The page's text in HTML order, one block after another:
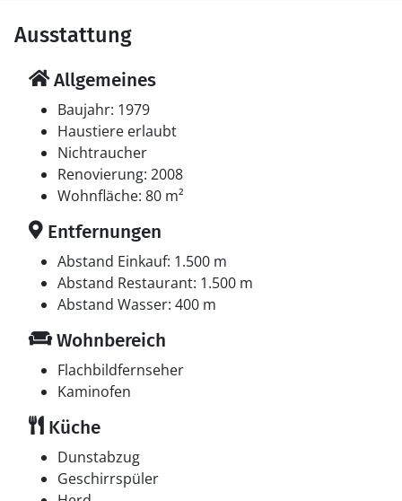
Ausstattung
Allgemeines
Baujahr: 1979
Haustiere erlaubt
Nichtraucher
Renovierung: 2008
Wohnfläche: 80 m²
Entfernungen
Abstand Einkauf: 1.500 m
Abstand Restaurant: 1.500 m
Abstand Wasser: 400 m
Wohnbereich
Flachbildfernseher
Kaminofen
Küche
Dunstabzug
Geschirrspüler